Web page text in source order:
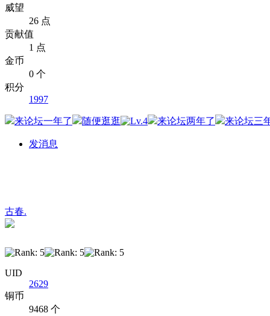
威望
26 点
贡献值
1 点
金币
0 个
积分
1997
发消息
古春.
UID
2629
铜币
9468 个